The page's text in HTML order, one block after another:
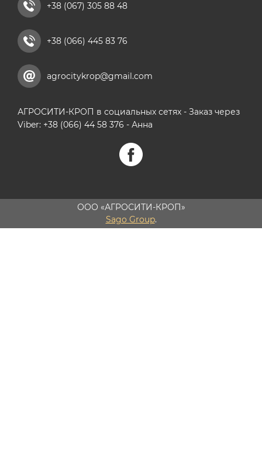
+38 (067) 305 88 48
+38 (066) 445 83 76
agrocitykrop@gmail.com
АГРОСИТИ-КРОП в социальных сетях - Заказ через
Viber: +38 (066) 44 58 376 - Анна
ООО «АГРОСИТИ-КРОП»
Sago Group.